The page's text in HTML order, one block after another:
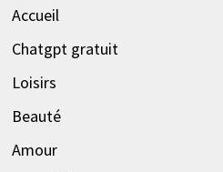
Accueil
Chatgpt gratuit
Loisirs
Beauté
Amour